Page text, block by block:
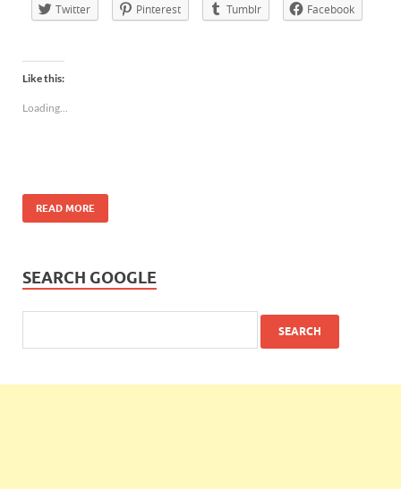
Twitter Pinterest Tumblr Facebook
Like this:
Loading...
READ MORE
SEARCH GOOGLE